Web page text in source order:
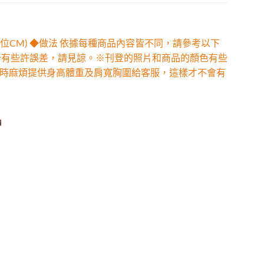
CM) ◆做法 依據每種商品內容皆不同，請參考以下
些許誤差，請見諒。※刊登的照片和商品的顏色有些
煩提供身高體重及肩寬胸圍給客服，這樣才不會有